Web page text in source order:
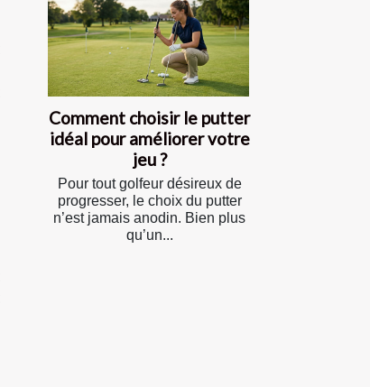
Comment choisir le putter
idéal pour améliorer votre
jeu ?
Pour tout golfeur désireux de
progresser, le choix du putter
n’est jamais anodin. Bien plus
qu’un...